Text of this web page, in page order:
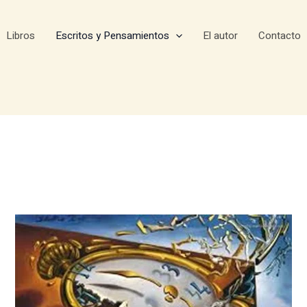
Libros Escritos y Pensamientos El autor Contacto